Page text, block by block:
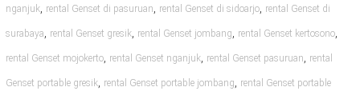
nganjuk, rental Genset di pasuruan, rental Genset di sidoarjo, rental Genset di
surabaya, rental Genset gresik, rental Genset jombang, rental Genset kertosono,
rental Genset mojokerto, rental Genset nganjuk, rental Genset pasuruan, rental
Genset portable gresik, rental Genset portable jombang, rental Genset portable